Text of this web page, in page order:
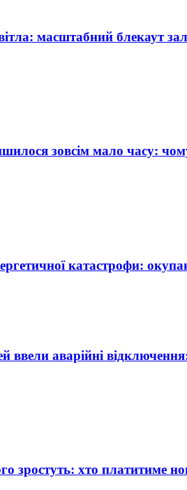
масштабний блекаут
зовсім мало часу:
катастрофи:
ввели аварійні
зростуть: хто платитиме